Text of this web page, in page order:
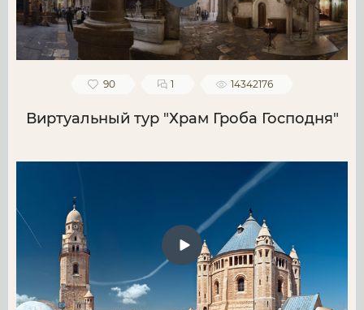
90 1 14342176
Виртуальный тур "Храм Гроба Господня"